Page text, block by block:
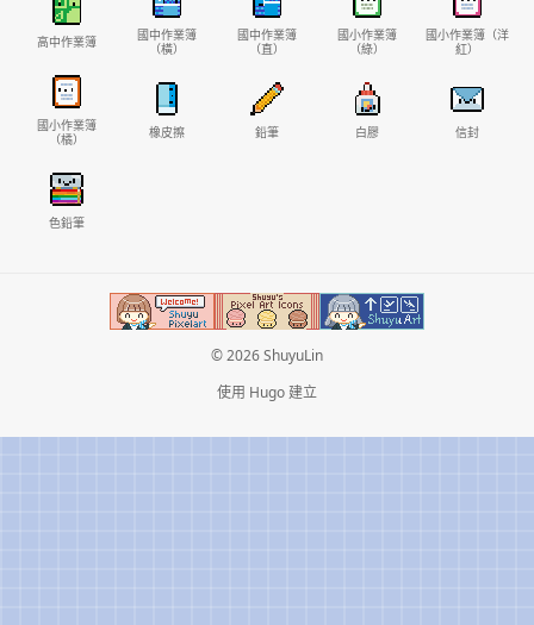
高中作業簿
國中作業簿
（橫）
國中作業簿
（直）
國小作業簿
（綠）
國小作業簿（洋
紅）
國小作業簿
（橘）
橡皮擦 鉛筆 白膠 信封
色鉛筆
© 2026 ShuyuLin
使用 Hugo建立